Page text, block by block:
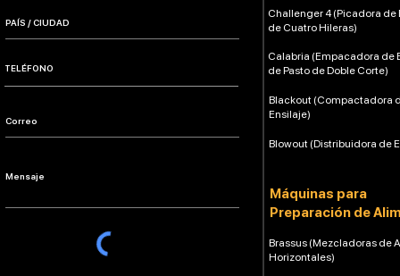
Calabria (Empacadora de
de Pasto de Doble Corte)
Blackout (Compactadora
Ensilaje)
Blowout (Distribuidora de
Máquinas para
Preparación de
Challenger 4 (Picadora de
de Cuatro Hileras)
Brassus (Mezcladoras de
Horizontales)